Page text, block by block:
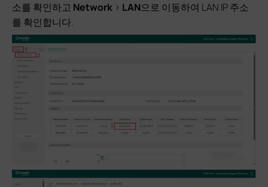
소를 확인하고 Network > LAN으로 이동하여 LAN IP 주소
를 확인합니다.